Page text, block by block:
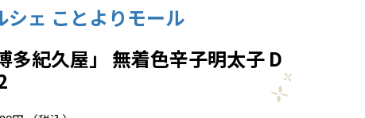
シェ ことよりモール
多紀久屋」 無着色辛子明太子 D